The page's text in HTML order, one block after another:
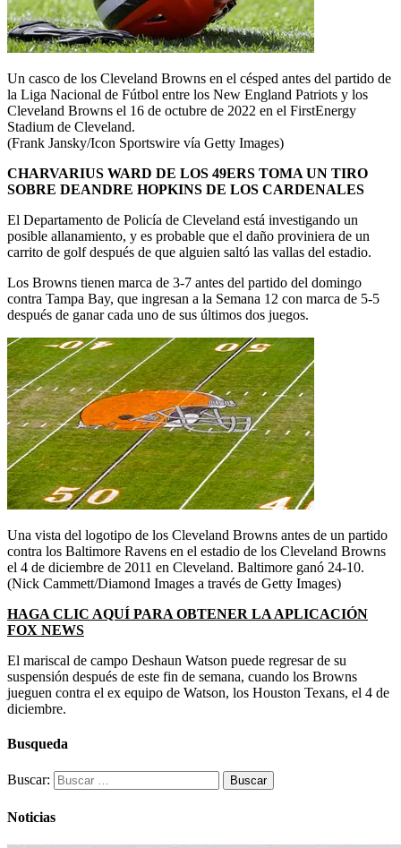
Un casco de los Cleveland Browns en el césped antes del partido de
la Liga Nacional de Fútbol entre los New England Patriots y los
Cleveland Browns el 16 de octubre de 2022 en el FirstEnergy
Stadium de Cleveland.
(Frank Jansky/Icon Sportswire vía Getty Images)
CHARVARIUS WARD DE LOS 49ERS TOMA UN TIRO
SOBRE DEANDRE HOPKINS DE LOS CARDENALES
El Departamento de Policía de Cleveland está investigando un
posible allanamiento, y es probable que el daño proviniera de un
carrito de golf después de que alguien saltó las vallas del estadio.
Los Browns tienen marca de 3-7 antes del partido del domingo
contra Tampa Bay, que ingresan a la Semana 12 con marca de 5-5
después de ganar cada uno de sus últimos dos juegos.
Una vista del logotipo de los Cleveland Browns antes de un partido
contra los Baltimore Ravens en el estadio de los Cleveland Browns
el 4 de diciembre de 2011 en Cleveland. Baltimore ganó 24-10.
(Nick Cammett/Diamond Images a través de Getty Images)
HAGA CLIC AQUÍ PARA OBTENER LA APLICACIÓN
FOX NEWS
El mariscal de campo Deshaun Watson puede regresar de su
suspensión después de este fin de semana, cuando los Browns
jueguen contra el ex equipo de Watson, los Houston Texans, el 4 de
diciembre.
Busqueda
Buscar:
Noticias